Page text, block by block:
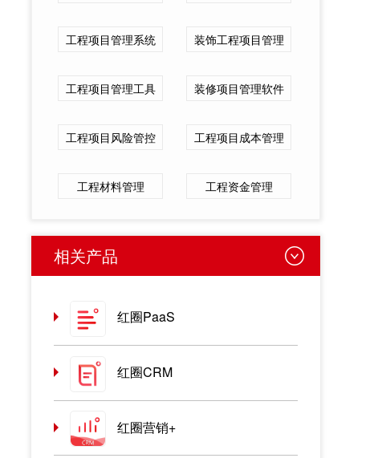
工程项目管理系统 装饰工程项目管理
工程项目管理工具 装修项目管理软件
工程项目风险管控 工程项目成本管理
工程材料管理 工程资金管理
相关产品
红圈PaaS
红圈CRM
红圈营销+